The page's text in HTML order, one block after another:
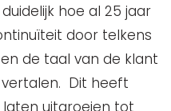
hoe al 25 jaar
door telkens
de taal van de klant
Dit heeft
laten uitgroeien tot